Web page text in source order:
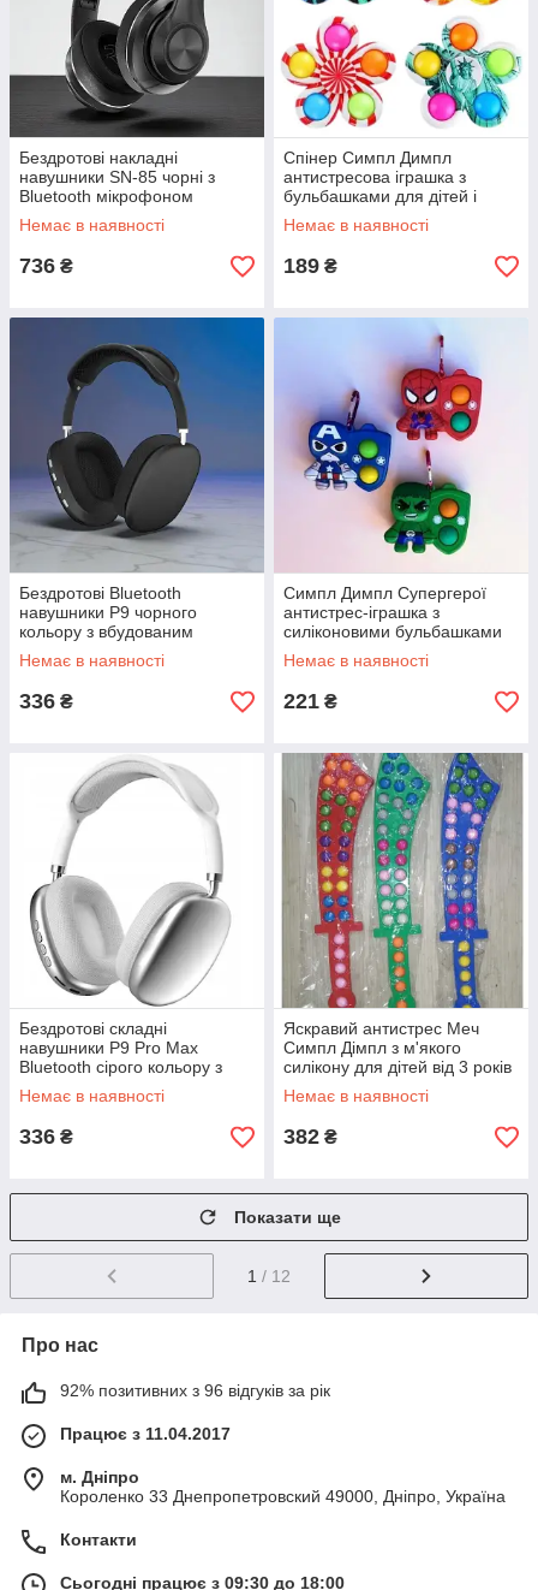
Бездротові накладні
навушники SN-85 чорні з
Bluetooth мікрофоном
м'якими амбушурами та
складною конструкцією
Немає в наявності
736 ₴
Спінер Симпл Димпл
антистресова іграшка з
бульбашками для дітей і
дорослих з безпечного
пластику і силікону яскравих
Немає в наявності
189 ₴
Бездротові Bluetooth
навушники P9 чорного
кольору з вбудованим
мікрофоном для музики та
дзвінків
Немає в наявності
336 ₴
Симпл Димпл Супергерої
антистрес-іграшка з
силіконовими бульбашками
яскравий дизайн для зняття
стресу та розвитку моторики
Немає в наявності
221 ₴
Бездротові складні
навушники P9 Pro Max
Bluetooth сірого кольору з
м'якими амбушурами для
комфортного
Немає в наявності
336 ₴
Яскравий антистрес Меч
Симпл Дімпл з м'якого
силікону для дітей від 3 років
для розвитку моторики та гри
Немає в наявності
382 ₴
Показати ще
1 / 12
Про нас
92% позитивних з 96 відгуків за рік
Працює з 11.04.2017
м. Дніпро
Короленко 33 Днепропетровский 49000, Дніпро, Україна
Контакти
Сьогодні працює з 09:30 до 18:00